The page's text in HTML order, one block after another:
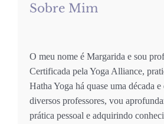
Sobre Mim
O meu nome é Margarida e sou
Certificada pela Yoga Alliance,
Hatha Yoga há quase uma década
diversos professores, vou
prática pessoal e adquirindo